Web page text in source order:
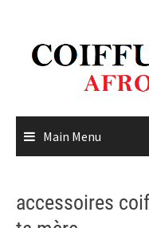
content
Main Menu
accessoires